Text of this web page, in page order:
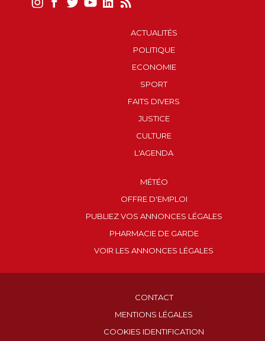
ACTUALITÉS
POLITIQUE
ECONOMIE
SPORT
FAITS DIVERS
JUSTICE
CULTURE
L'AGENDA
MÉTÉO
OFFRE D'EMPLOI
PUBLIEZ VOS ANNONCES LÉGALES
PHARMACIE DE GARDE
VOIR LES ANNONCES LÉGALES
CONTACT
MENTIONS LÉGALES
COOKIES IDENTIFICATION